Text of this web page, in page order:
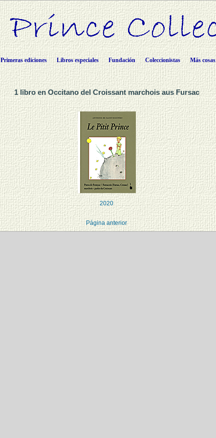
Primeras ediciones Libros especiales Fundación Coleccionistas Más cosas
1 libro en Occitano del Croissant marchois aus Fursac
2020
Página anterior